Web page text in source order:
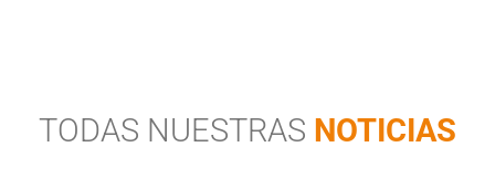
TODAS NUESTRAS NOTICIAS